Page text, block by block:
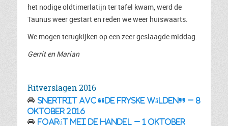
het nodige oldtimerlatijn ter tafel kwam, werd de
Taunus weer gestart en reden we weer huiswaarts.
We mogen terugkijken op een zeer geslaagde middag.
Gerrit en Marian
Ritverslagen 2016
Snertrit AVC “De Fryske Wâlden” – 8
oktober 2016
Foarút mei de Handel – 1 oktober